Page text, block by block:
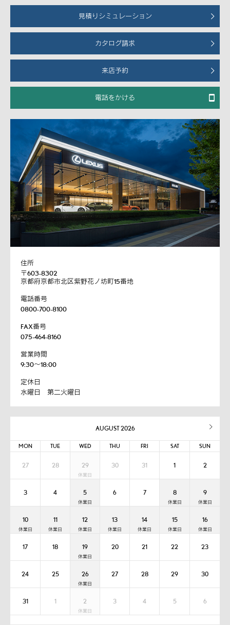
見積りシミュレーション
カタログ請求
来店予約
電話をかける
住所
〒603-8302
京都府京都市北区紫野花ノ坊町15番地
電話番号
0800-700-8100
FAX番号
075-464-8160
営業時間
9:30～18:00
定休日
水曜日 第二火曜日
AUGUST 2026
MON TUE WED THU FRI SAT SUN
27 28 29 30 31 1 2
3 4 5 6 7 8 9
10 11 12 13 14 15 16
17 18 19 20 21 22 23
24 25 26 27 28 29 30
31 1 2 3 4 5 6